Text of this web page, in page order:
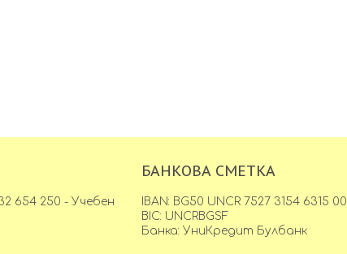
БАНКОВА СМЕТКА
IBAN: BG50 UNCR 7527 3154 6315 00
BIC: UNCRBGSF
Банка: УниКредит Булбанк